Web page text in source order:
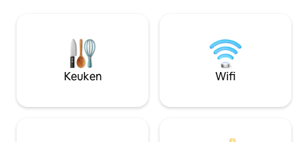
Keuken Wifi